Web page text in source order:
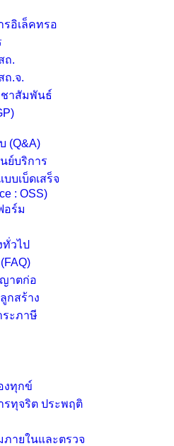
อิเล็คทรอ
ถ.
ถ.จ.
าสัมพันธ์
(Q&A)
ย์บริการ
บเบ็ดเสร็จ
: OSS)
อร์ม
วไป
าตก่อ
กสร้าง
ะภาษี
งทุกข์
รทุจริต ประพฤติ
ายในและตรวจ